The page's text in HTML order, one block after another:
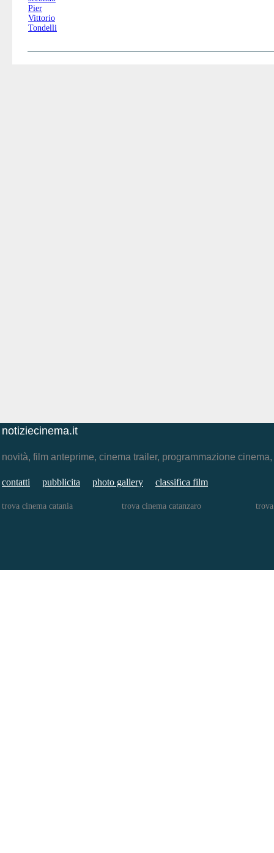
notiziecinema.it
novità, film anteprime, cinema trailer, programmazione
contatti pubblicita photo gallery classifica film
trova cinema catania trova cinema catanzaro